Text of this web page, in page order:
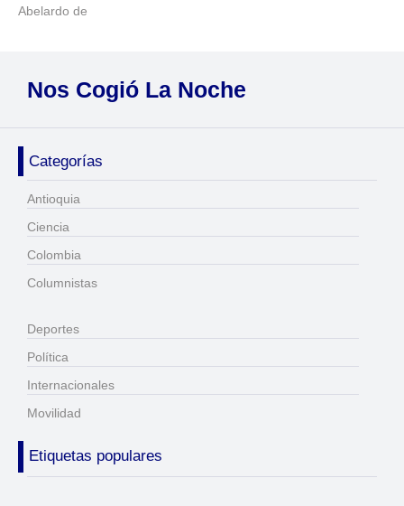
Abelardo de
Nos Cogió La Noche
Categorías
Antioquia
Ciencia
Colombia
Columnistas
Deportes
Política
Internacionales
Movilidad
Etiquetas populares